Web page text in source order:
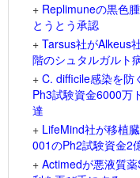
+ Replimuneの黒色
とうとう承認
+ Tarsus社がAlkeus
階のシュタルガルト
+ C. difficile感染を防
Ph3試験資金6000万
達
+ LifeMind社が移植
001のPh2試験資金2
+ Actimedが悪液質